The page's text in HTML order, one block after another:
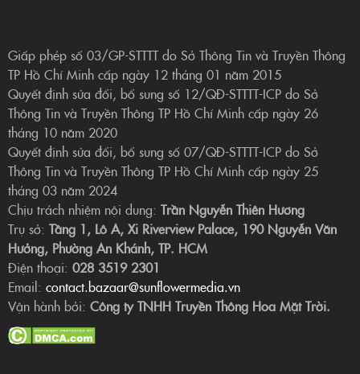
Giấp phép số 03/GP-STTTT do Sở Thông Tin và Truyền Thông
TP Hồ Chí Minh cấp ngày 12 tháng 01 năm 2015
Quyết định sửa đổi, bổ sung số 12/QĐ-STTTT-ICP do Sở
Thông Tin và Truyền Thông TP Hồ Chí Minh cấp ngày 26
tháng 10 năm 2020
Quyết định sửa đổi, bổ sung số 07/QĐ-STTTT-ICP do Sở
Thông Tin và Truyền Thông TP Hồ Chí Minh cấp ngày 25
tháng 03 năm 2024
Chịu trách nhiệm nội dung: Trần Nguyễn Thiên Hương
Trụ sở: Tầng 1, Lô A, Xi Riverview Palace, 190 Nguyễn Văn
Hưởng, Phường An Khánh, TP. HCM
Điện thoại: 028 3519 2301
Email: contact.bazaar@sunflowermedia.vn
Vận hành bởi: Công ty TNHH Truyền Thông Hoa Mặt Trời.